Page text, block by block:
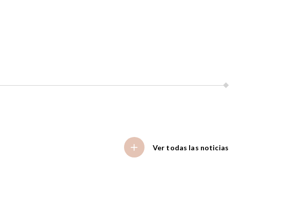
Ver todas las noticias